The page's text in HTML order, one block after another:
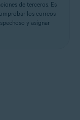
de terceros. Es
los correos
y asignar